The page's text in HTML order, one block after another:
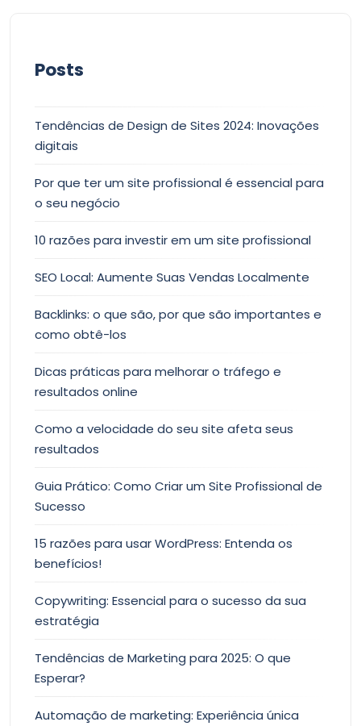
Posts
Tendências de Design de Sites 2024: Inovações
digitais
Por que ter um site profissional é essencial para
o seu negócio
10 razões para investir em um site profissional
SEO Local: Aumente Suas Vendas Localmente
Backlinks: o que são, por que são importantes e
como obtê-los
Dicas práticas para melhorar o tráfego e
resultados online
Como a velocidade do seu site afeta seus
resultados
Guia Prático: Como Criar um Site Profissional de
Sucesso
15 razões para usar WordPress: Entenda os
benefícios!
Copywriting: Essencial para o sucesso da sua
estratégia
Tendências de Marketing para 2025: O que
Esperar?
Automação de marketing: Experiência única